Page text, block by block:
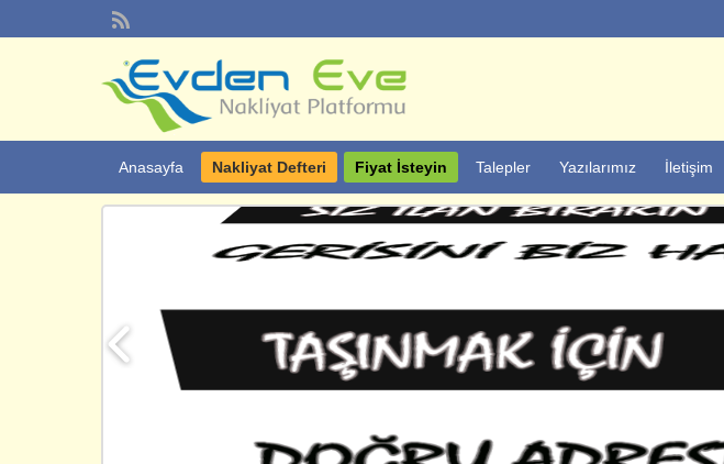
Anasayfa Nakliyat Defteri Fiyat İsteyin Talepler Yazılarımız İletişim